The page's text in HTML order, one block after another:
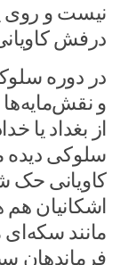
نیست و روی
درفش
در دوره
و
از بغداد یا
سلوکی
کاویانی حک
اشکانیان
مانند سکه‌ای
فرماندهان